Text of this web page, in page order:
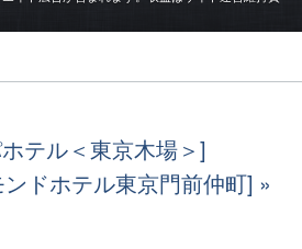
テル＜東京木場＞]
ドホテル東京門前仲町]